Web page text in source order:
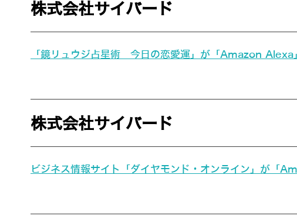
株式会社サイバード
「鏡リュウジ占星術 今日の恋愛運」が「Amazon Alexa
株式会社サイバード
ビジネス情報サイト「ダイヤモンド・オンライン」が「